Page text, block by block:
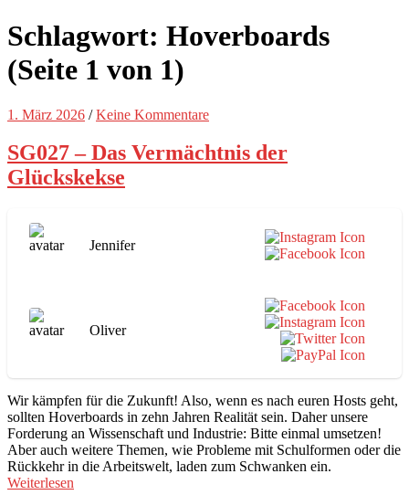
Schlagwort: Hoverboards
(Seite 1 von 1)
1. März 2026 / Keine Kommentare
SG027 – Das Vermächtnis der
Glückskekse
Jennifer
Oliver
Wir kämpfen für die Zukunft! Also, wenn es nach euren Hosts geht,
sollten Hoverboards in zehn Jahren Realität sein. Daher unsere
Forderung an Wissenschaft und Industrie: Bitte einmal umsetzen!
Aber auch weitere Themen, wie Probleme mit Schulformen oder die
Rückkehr in die Arbeitswelt, laden zum Schwanken ein.
Weiterlesen